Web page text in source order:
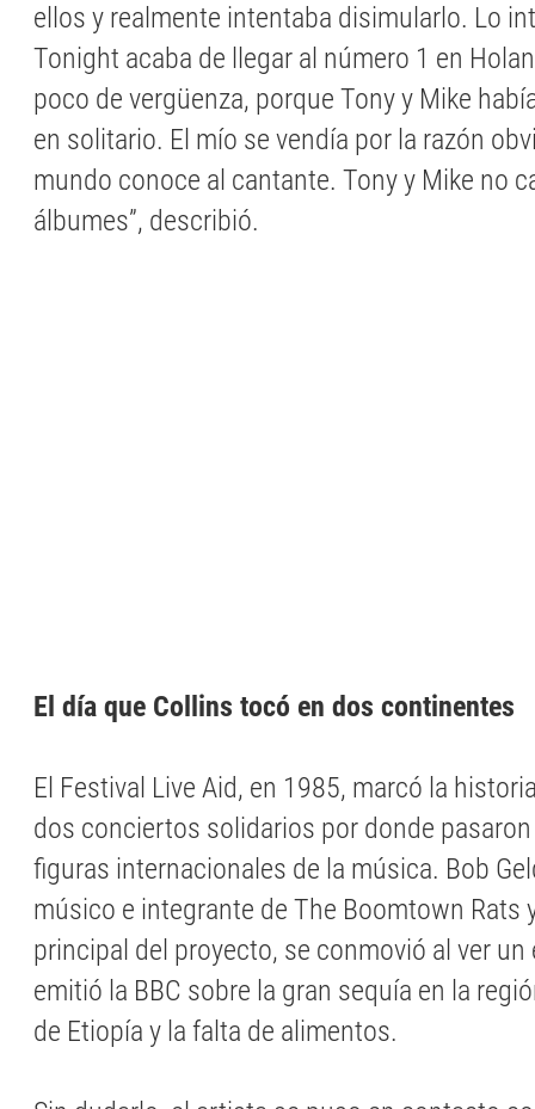
ellos y realmente intentaba disimularlo. Lo
Tonight acaba de llegar al número 1 en
poco de vergüenza, porque Tony y Mike
en solitario. El mío se vendía por la razón
mundo conoce al cantante. Tony y Mike no
álbumes”, describió.
El día que Collins tocó en dos continentes
El Festival Live Aid, en 1985, marcó la
dos conciertos solidarios por donde
figuras internacionales de la música. Bob
músico e integrante de The Boomtown Rats
principal del proyecto, se conmovió al ver un
emitió la BBC sobre la gran sequía en la
de Etiopía y la falta de alimentos.